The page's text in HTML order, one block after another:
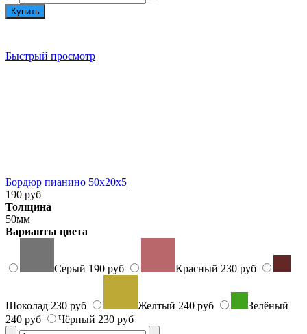
Быстрый просмотр
Бордюр пианино 50x20x5
190 руб
Толщина
50мм
Варианты цвета
Серый 190 руб Красный 230 руб
Шоколад 230 руб Желтый 240 руб
Зелёный
240 руб
Чёрный 230 руб